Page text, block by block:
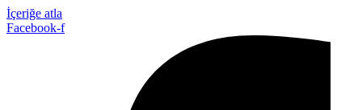
İçeriğe atla
Facebook-f